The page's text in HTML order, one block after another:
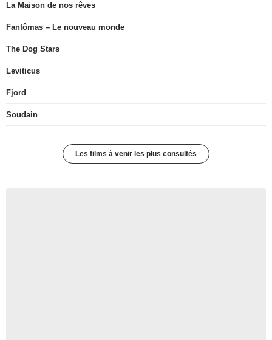
La Maison de nos rêves
Fantômas – Le nouveau monde
The Dog Stars
Leviticus
Fjord
Soudain
Les films à venir les plus consultés